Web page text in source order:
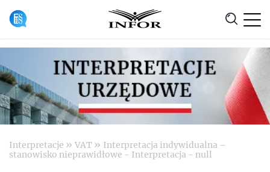
Anuluj
Interpretacje » VAT » Interpretacja indywidualna –
stanowisko nieprawidłowe - Interpretacja - null